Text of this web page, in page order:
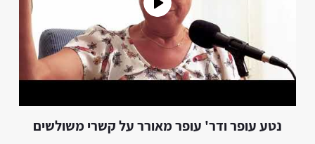
נטע עופר ודר' עופר מאורר על קשרי משולשים